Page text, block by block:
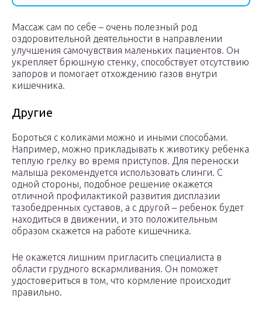
Массаж сам по себе – очень полезный род
оздоровительной деятельности в направлении
улучшения самочувствия маленьких пациентов. Он
укрепляет брюшную стенку, способствует отсутствию
запоров и помогает отхождению газов внутри
кишечника.
Другие
Бороться с коликами можно и иными способами.
Например, можно прикладывать к животику ребенка
теплую грелку во время приступов. Для переноски
малыша рекомендуется использовать слинги. С
одной стороны, подобное решение окажется
отличной профилактикой развития дисплазии
тазобедренных суставов, а с другой – ребенок будет
находиться в движении, и это положительным
образом скажется на работе кишечника.
Не окажется лишним пригласить специалиста в
области грудного вскармливания. Он поможет
удостовериться в том, что кормление происходит
правильно.